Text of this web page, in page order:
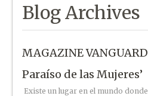
Blog Archives
MAGAZINE
Paraíso de las Mujeres’
Existe un lugar en el mundo